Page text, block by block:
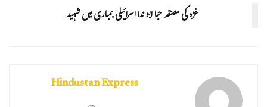
غزہ کی مصنفہ حبا ابو ندا اسرائیلی بمباری میں شہید
Hindustan Express